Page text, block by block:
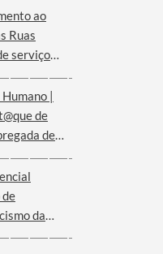
ao
Ruas
serviço
|
de
de
da